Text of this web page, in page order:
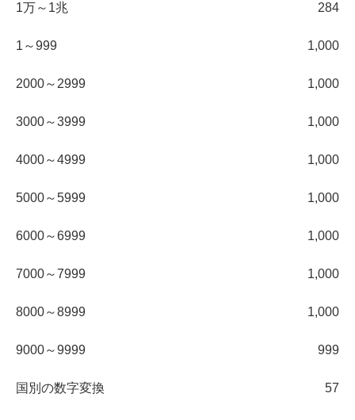
1万～1兆 284
1～999 1,000
2000～2999 1,000
3000～3999 1,000
4000～4999 1,000
5000～5999 1,000
6000～6999 1,000
7000～7999 1,000
8000～8999 1,000
9000～9999 999
国別の数字変換 57